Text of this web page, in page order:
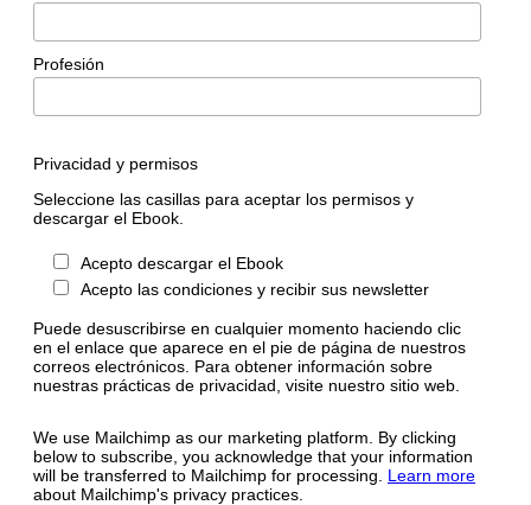
Profesión
Privacidad y permisos
Seleccione las casillas para aceptar los permisos y
descargar el Ebook.
Acepto descargar el Ebook
Acepto las condiciones y recibir sus newsletter
Puede desuscribirse en cualquier momento haciendo clic
en el enlace que aparece en el pie de página de nuestros
correos electrónicos. Para obtener información sobre
nuestras prácticas de privacidad, visite nuestro sitio web.
We use Mailchimp as our marketing platform. By clicking
below to subscribe, you acknowledge that your information
will be transferred to Mailchimp for processing. Learn more
about Mailchimp's privacy practices.